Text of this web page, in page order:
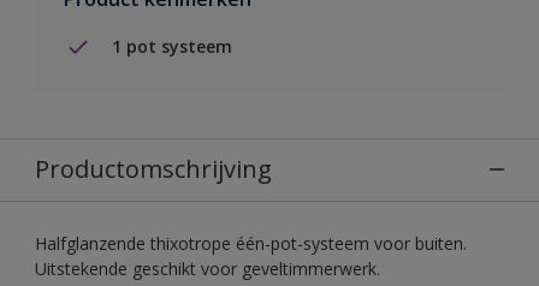
1 pot systeem
Productomschrijving
Halfglanzende thixotrope één-pot-systeem voor buiten.
Uitstekende geschikt voor geveltimmerwerk.